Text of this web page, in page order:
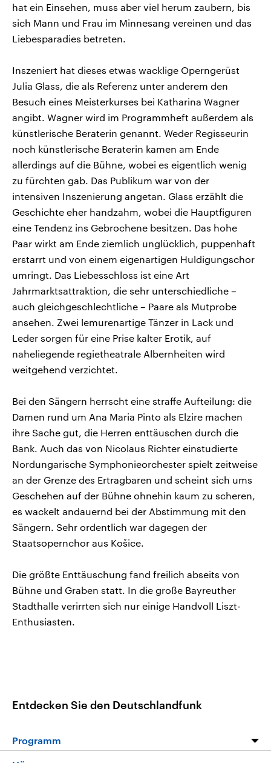
hat ein Einsehen, muss aber viel herum zaubern, bis
sich Mann und Frau im Minnesang vereinen und das
Liebesparadies betreten.
Inszeniert hat dieses etwas wacklige Operngerüst
Julia Glass, die als Referenz unter anderem den
Besuch eines Meisterkurses bei Katharina Wagner
angibt. Wagner wird im Programmheft außerdem als
künstlerische Beraterin genannt. Weder Regisseurin
noch künstlerische Beraterin kamen am Ende
allerdings auf die Bühne, wobei es eigentlich wenig
zu fürchten gab. Das Publikum war von der
intensiven Inszenierung angetan. Glass erzählt die
Geschichte eher handzahm, wobei die Hauptfiguren
eine Tendenz ins Gebrochene besitzen. Das hohe
Paar wirkt am Ende ziemlich unglücklich, puppenhaft
erstarrt und von einem eigenartigen Huldigungschor
umringt. Das Liebesschloss ist eine Art
Jahrmarktsattraktion, die sehr unterschiedliche –
auch gleichgeschlechtliche – Paare als Mutprobe
ansehen. Zwei lemurenartige Tänzer in Lack und
Leder sorgen für eine Prise kalter Erotik, auf
naheliegende regietheatrale Albernheiten wird
weitgehend verzichtet.
Bei den Sängern herrscht eine straffe Aufteilung: die
Damen rund um Ana Maria Pinto als Elzire machen
ihre Sache gut, die Herren enttäuschen durch die
Bank. Auch das von Nicolaus Richter einstudierte
Nordungarische Symphonieorchester spielt zeitweise
an der Grenze des Ertragbaren und scheint sich ums
Geschehen auf der Bühne ohnehin kaum zu scheren,
es wackelt andauernd bei der Abstimmung mit den
Sängern. Sehr ordentlich war dagegen der
Staatsopernchor aus Košice.
Die größte Enttäuschung fand freilich abseits von
Bühne und Graben statt. In die große Bayreuther
Stadthalle verirrten sich nur einige Handvoll Liszt-
Enthusiasten.
Entdecken Sie den Deutschlandfunk
Programm